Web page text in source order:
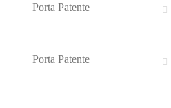
Porta Patente
Porta Patente